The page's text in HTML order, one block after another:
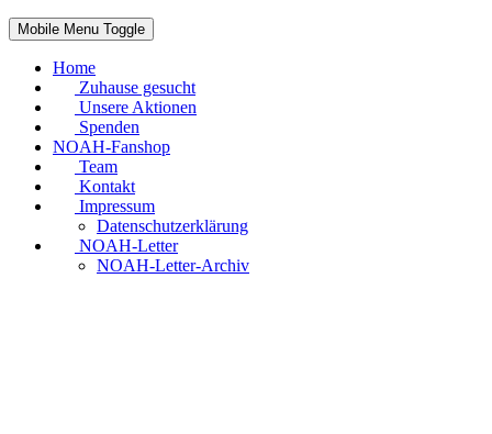
Mobile Menu Toggle
Home
Zuhause gesucht
Unsere Aktionen
Spenden
NOAH-Fanshop
Team
Kontakt
Impressum
Datenschutzerklärung
NOAH-Letter
NOAH-Letter-Archiv